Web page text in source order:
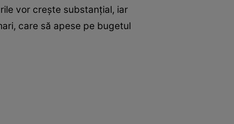
vor crește substanțial, iar
care să apese pe bugetul